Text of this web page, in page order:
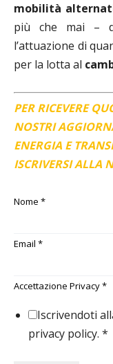
mobilità
più che mai –
l’attuazione di
per la lotta al
PER RICEVERE
NOSTRI
ENERGIA E
ISCRIVERSI ALLA
Nome *
Email *
Accettazione Privacy*
Iscrivendoti
privacy policy. *